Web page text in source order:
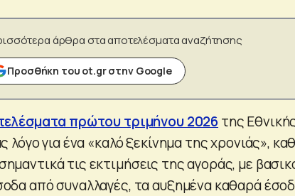
άρθρα στα αποτελέσματα αναζήτησης
Προσθήκη του ot.gr στην Google
πρώτου τριμήνου 2026 της
για ένα «καλό ξεκίνημα της χρονιάς»,
τις εκτιμήσεις της αγοράς, με
από συναλλαγές, τα αυξημένα καθαρά